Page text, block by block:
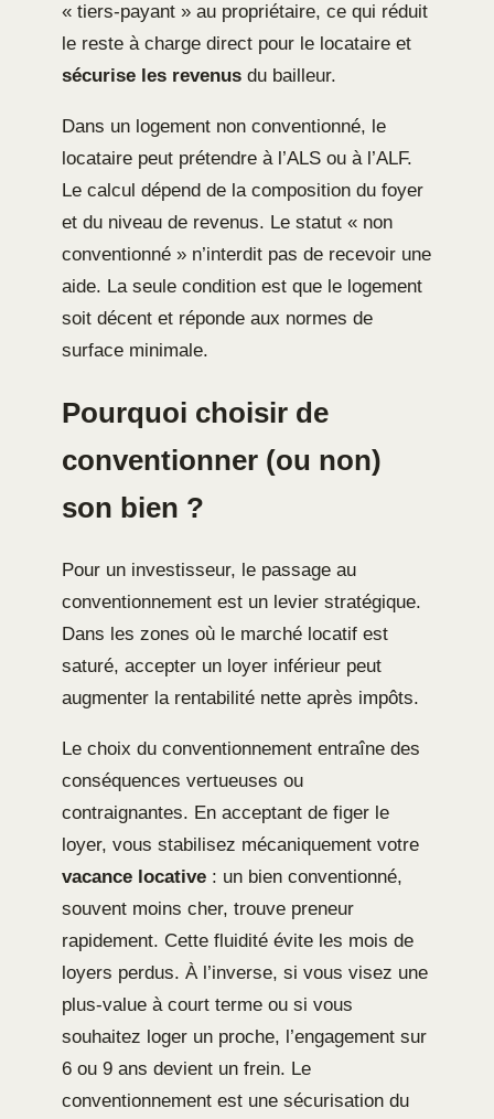
« tiers-payant » au propriétaire, ce qui réduit
le reste à charge direct pour le locataire et
sécurise les revenus du bailleur.
Dans un logement non conventionné, le
locataire peut prétendre à l’ALS ou à l’ALF.
Le calcul dépend de la composition du foyer
et du niveau de revenus. Le statut « non
conventionné » n’interdit pas de recevoir une
aide. La seule condition est que le logement
soit décent et réponde aux normes de
surface minimale.
Pourquoi choisir de
conventionner (ou non)
son bien ?
Pour un investisseur, le passage au
conventionnement est un levier stratégique.
Dans les zones où le marché locatif est
saturé, accepter un loyer inférieur peut
augmenter la rentabilité nette après impôts.
Le choix du conventionnement entraîne des
conséquences vertueuses ou
contraignantes. En acceptant de figer le
loyer, vous stabilisez mécaniquement votre
vacance locative : un bien conventionné,
souvent moins cher, trouve preneur
rapidement. Cette fluidité évite les mois de
loyers perdus. À l’inverse, si vous visez une
plus-value à court terme ou si vous
souhaitez loger un proche, l’engagement sur
6 ou 9 ans devient un frein. Le
conventionnement est une sécurisation du